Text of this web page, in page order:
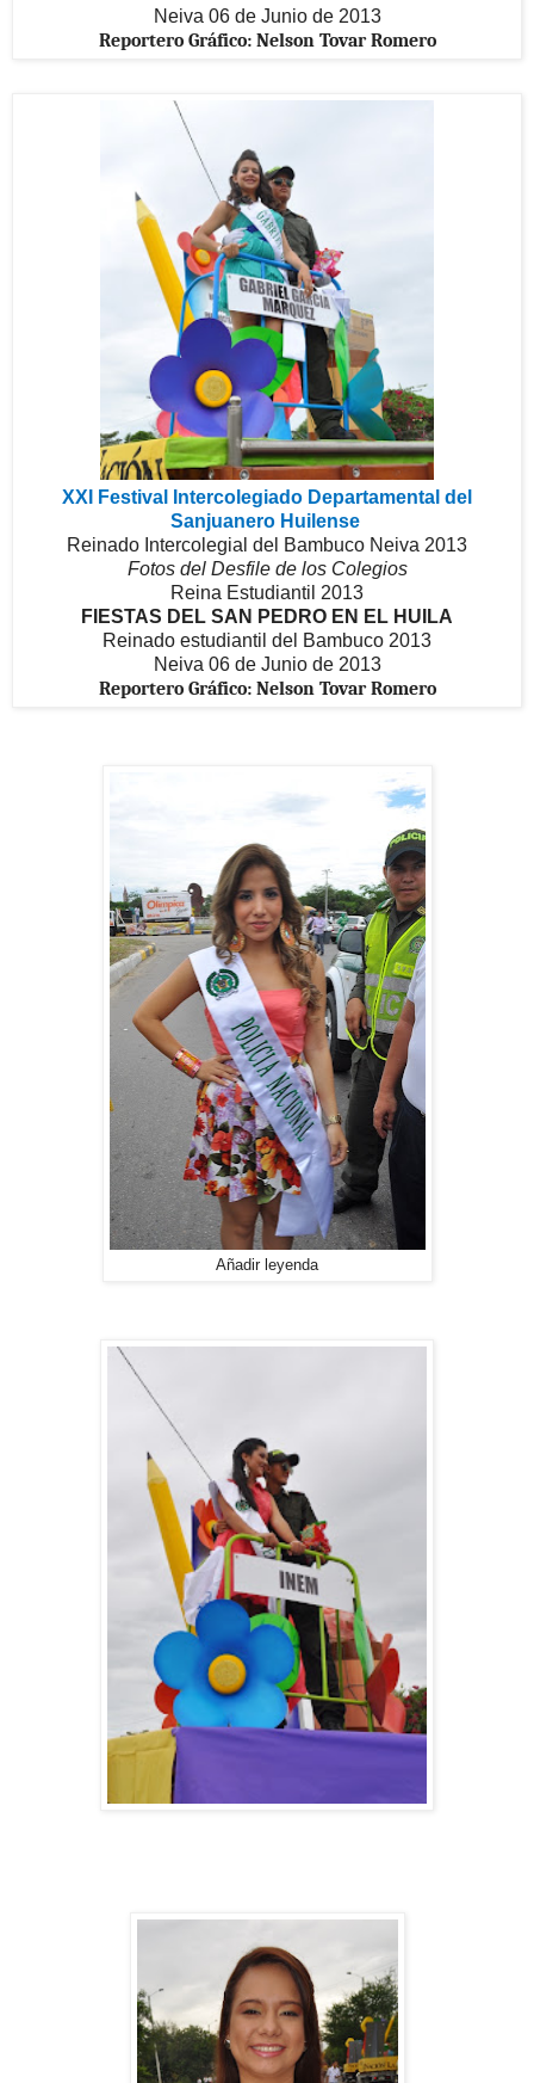
Neiva 06 de Junio de 2013
Reportero Gráfico: Nelson Tovar Romero
XXI Festival Intercolegiado Departamental del
Sanjuanero Huilense
Reinado Intercolegial del Bambuco Neiva 2013
Fotos del Desfile de los Colegios
Reina Estudiantil 2013
FIESTAS DEL SAN PEDRO EN EL HUILA
Reinado estudiantil del Bambuco 2013
Neiva 06 de Junio de 2013
Reportero Gráfico: Nelson Tovar Romero
Añadir leyenda